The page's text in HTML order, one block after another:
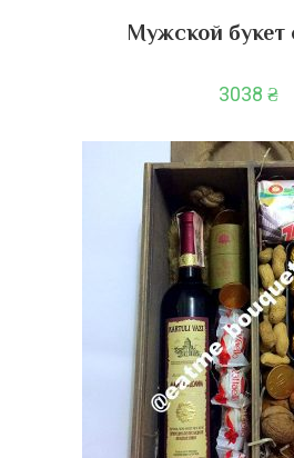
Мужской букет
3038 ₴